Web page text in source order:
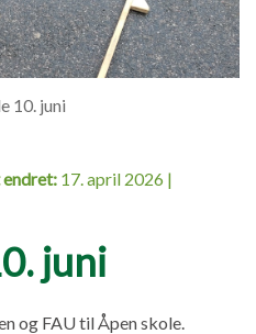
10. juni
endret: 17. april 2026 |
juni
og FAU til Åpen skole.